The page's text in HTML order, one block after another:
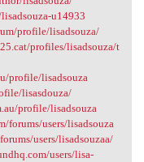
u14933
profile/lisadsouza/
profiles/lisadsouza/t
profile/lisadsouza
lisasdouza/
profile/lisadsouza
forums/users/lisadsouza
users/lisadsouzaa/
users/lisa-